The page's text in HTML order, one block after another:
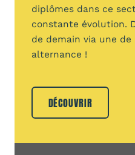
diplômes dans ce
constante évolution.
de demain via une
alternance !
DÉCOUVRIR